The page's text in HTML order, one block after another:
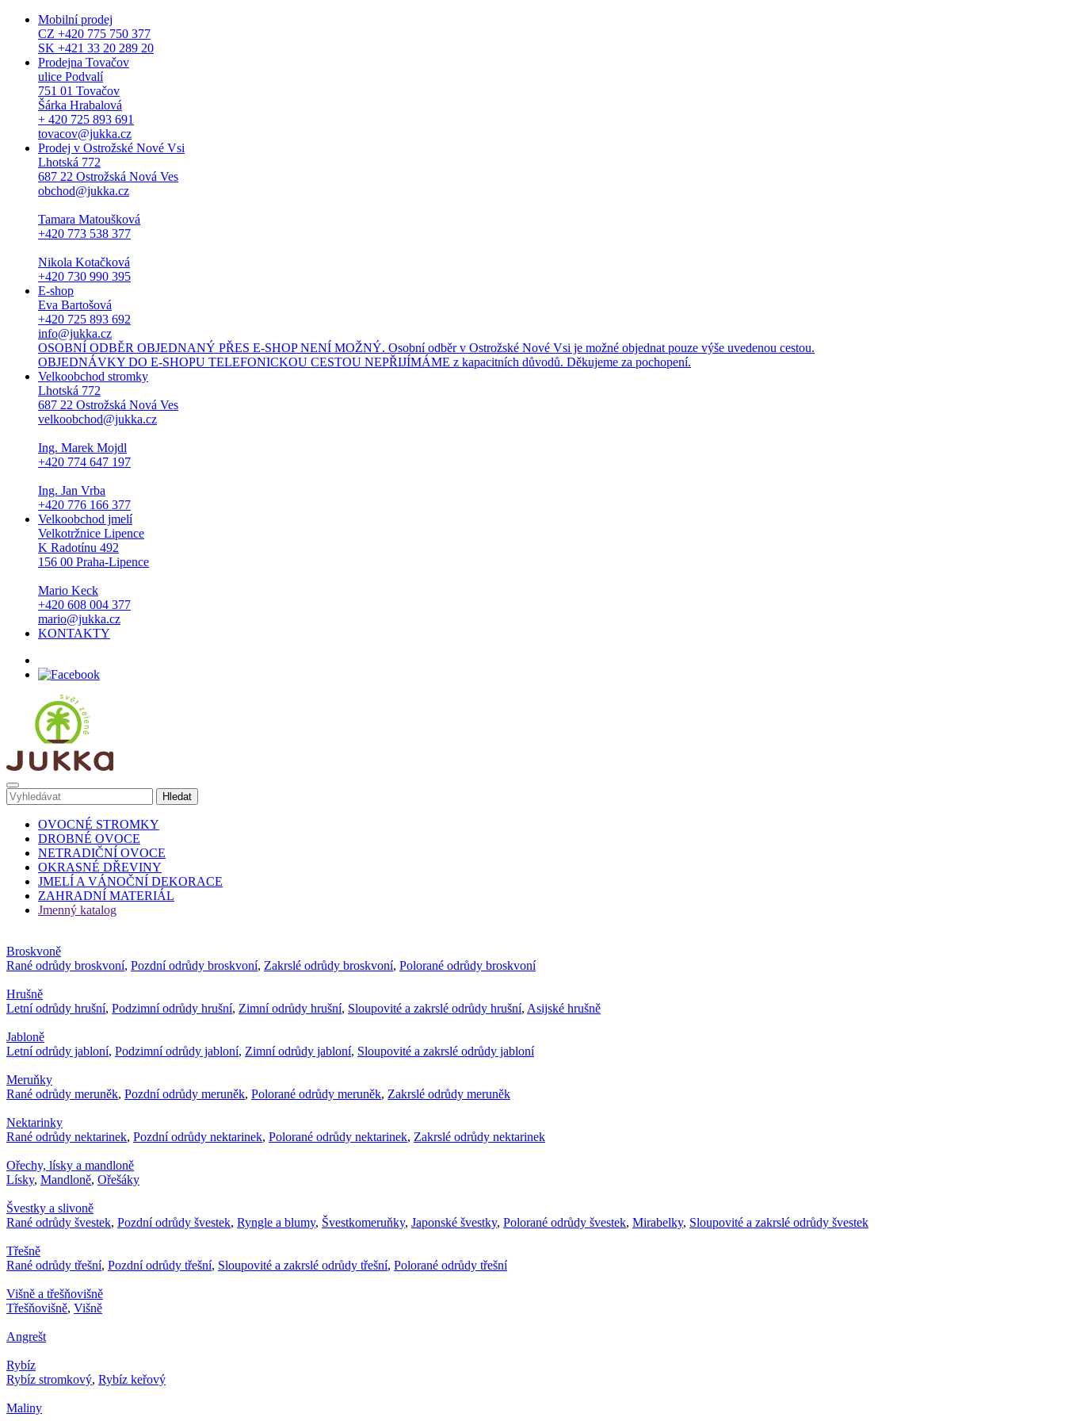
Mobilní prodej
CZ +420 775 750 377
SK +421 33 20 289 20
Prodejna Tovačov
ulice Podvalí
751 01 Tovačov
Šárka Hrabalová
+ 420 725 893 691
tovacov@jukka.cz
Prodej v Ostrožské Nové Vsi
Lhotská 772
687 22 Ostrožská Nová Ves
obchod@jukka.cz
Tamara Matoušková
+420 773 538 377
Nikola Kotačková
+420 730 990 395
E-shop
Eva Bartošová
+420 725 893 692
info@jukka.cz
OSOBNÍ ODBĚR OBJEDNANÝ PŘES E-SHOP NENÍ MOŽNÝ. Osobní odběr v Ostrožské Nové Vsi je možné objednat pouze výše uvedenou cestou.
OBJEDNÁVKY DO E-SHOPU TELEFONICKOU CESTOU NEPŘIJÍMÁME z kapacitních důvodů. Děkujeme za pochopení.
Velkoobchod stromky
Lhotská 772
687 22 Ostrožská Nová Ves
velkoobchod@jukka.cz
Ing. Marek Mojdl
+420 774 647 197
Ing. Jan Vrba
+420 776 166 377
Velkoobchod jmelí
Velkotržnice Lipence
K Radotínu 492
156 00 Praha-Lipence
Mario Keck
+420 608 004 377
mario@jukka.cz
KONTAKTY
OVOCNÉ STROMKY
DROBNÉ OVOCE
NETRADIČNÍ OVOCE
OKRASNÉ DŘEVINY
JMELÍ A VÁNOČNÍ DEKORACE
ZAHRADNÍ MATERIÁL
Jmenný katalog
Broskvoně
Rané odrůdy broskvoní, Pozdní odrůdy broskvoní, Zakrslé odrůdy broskvoní, Polorané odrůdy broskvoní
Hrušně
Letní odrůdy hrušní, Podzimní odrůdy hrušní, Zimní odrůdy hrušní, Sloupovité a zakrslé odrůdy hrušní, Asijské hrušně
Jabloně
Letní odrůdy jabloní, Podzimní odrůdy jabloní, Zimní odrůdy jabloní, Sloupovité a zakrslé odrůdy jabloní
Meruňky
Rané odrůdy meruněk, Pozdní odrůdy meruněk, Polorané odrůdy meruněk, Zakrslé odrůdy meruněk
Nektarinky
Rané odrůdy nektarinek, Pozdní odrůdy nektarinek, Polorané odrůdy nektarinek, Zakrslé odrůdy nektarinek
Ořechy, lísky a mandloně
Lísky, Mandloně, Ořešáky
Švestky a slivoně
Rané odrůdy švestek, Pozdní odrůdy švestek, Ryngle a blumy, Švestkomeruňky, Japonské švestky, Polorané odrůdy švestek, Mirabelky, Sloupovité a zakrslé odrůdy švestek
Třešně
Rané odrůdy třešní, Pozdní odrůdy třešní, Sloupovité a zakrslé odrůdy třešní, Polorané odrůdy třešní
Višně a třešňovišně
Třešňovišně, Višně
Angrešt
Rybíz
Rybíz stromkový, Rybíz keřový
Maliny